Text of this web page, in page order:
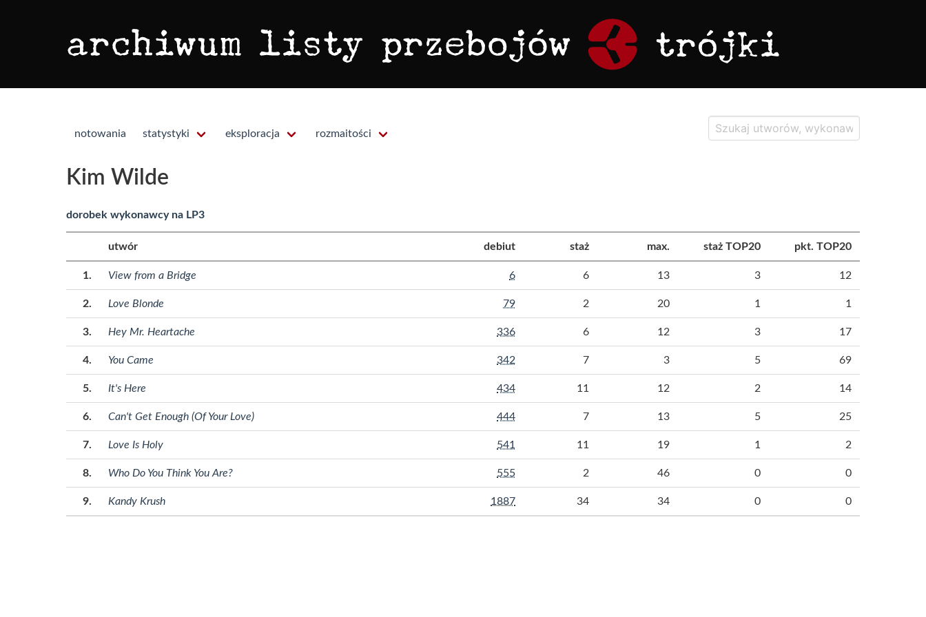
notowania statystyki eksploracja rozmaitości
Kim Wilde
dorobek wykonawcy na LP3
utwór debiut staż max. staż TOP20 pkt. TOP20
View from a Bridge 6 6 13 3 12
Love Blonde 79 2 20 1 1
Hey Mr. Heartache 336 6 12 3 17
You Came 342 7 3 5 69
It's Here 434 11 12 2 14
Can't Get Enough (Of Your Love) 444 7 13 5 25
Love Is Holy 541 11 19 1 2
Who Do You Think You Are? 555 2 46 0 0
Kandy Krush 1887 34 34 0 0